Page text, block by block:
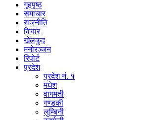
गृहपृष्ठ
समाचार
राजनीति
विचार
खेलकुद
मनोरञ्जन
रिपोर्ट
प्रदेश
प्रदेश नं. १
मधेश
वागमती
गण्डकी
लुम्बिनी